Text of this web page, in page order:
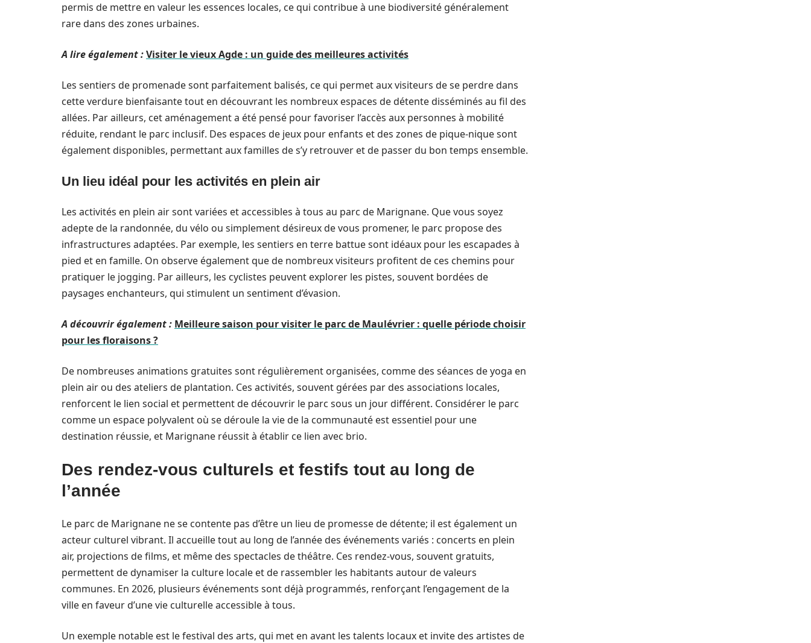
permis de mettre en valeur les essences locales, ce qui contribue à une biodiversité généralement
rare dans des zones urbaines.
A lire également :Visiter le vieux Agde : un guide des meilleures activités
Les sentiers de promenade sont parfaitement balisés, ce qui permet aux visiteurs de se perdre dans
cette verdure bienfaisante tout en découvrant les nombreux espaces de détente disséminés au fil des
allées. Par ailleurs, cet aménagement a été pensé pour favoriser l’accès aux personnes à mobilité
réduite, rendant le parc inclusif. Des espaces de jeux pour enfants et des zones de pique-nique sont
également disponibles, permettant aux familles de s’y retrouver et de passer du bon temps ensemble.
Un lieu idéal pour les activités en plein air
Les activités en plein air sont variées et accessibles à tous au parc de Marignane. Que vous soyez
adepte de la randonnée, du vélo ou simplement désireux de vous promener, le parc propose des
infrastructures adaptées. Par exemple, les sentiers en terre battue sont idéaux pour les escapades à
pied et en famille. On observe également que de nombreux visiteurs profitent de ces chemins pour
pratiquer le jogging. Par ailleurs, les cyclistes peuvent explorer les pistes, souvent bordées de
paysages enchanteurs, qui stimulent un sentiment d’évasion.
A découvrir également : Meilleure saison pour visiter le parc de Maulévrier : quelle période choisir
pour les floraisons ?
De nombreuses animations gratuites sont régulièrement organisées, comme des séances de yoga en
plein air ou des ateliers de plantation. Ces activités, souvent gérées par des associations locales,
renforcent le lien social et permettent de découvrir le parc sous un jour différent. Considérer le parc
comme un espace polyvalent où se déroule la vie de la communauté est essentiel pour une
destination réussie, et Marignane réussit à établir ce lien avec brio.
Des rendez-vous culturels et festifs tout au long de
l’année
Le parc de Marignane ne se contente pas d’être un lieu de promesse de détente; il est également un
acteur culturel vibrant. Il accueille tout au long de l’année des événements variés : concerts en plein
air, projections de films, et même des spectacles de théâtre. Ces rendez-vous, souvent gratuits,
permettent de dynamiser la culture locale et de rassembler les habitants autour de valeurs
communes. En 2026, plusieurs événements sont déjà programmés, renforçant l’engagement de la
ville en faveur d’une vie culturelle accessible à tous.
Un exemple notable est le festival des arts, qui met en avant les talents locaux et invite des artistes de